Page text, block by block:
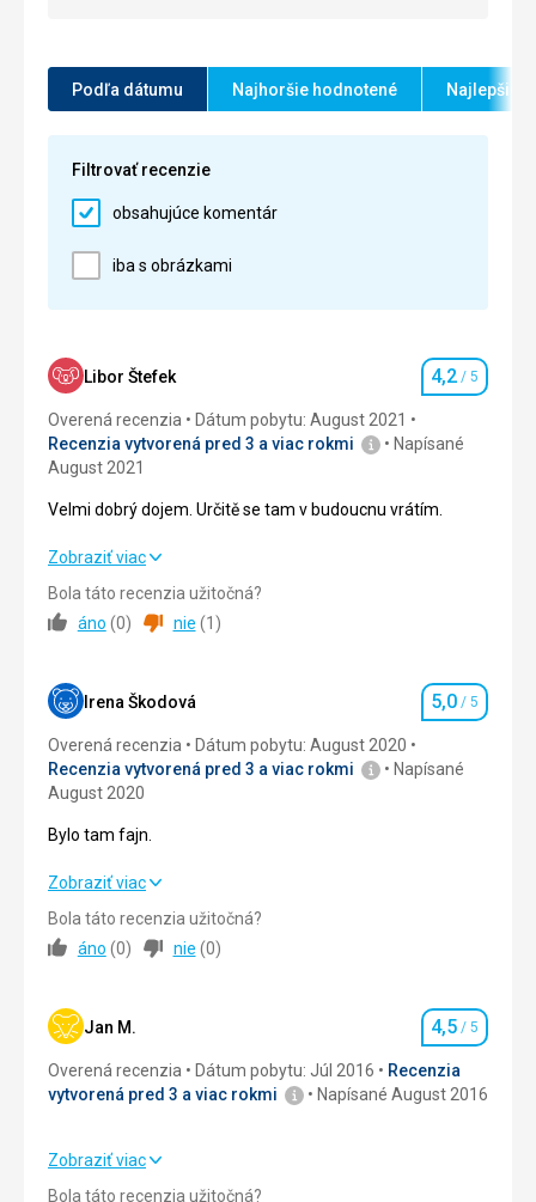
Táto recenzia bola preložená automaticky pomocou
Google Translate
Služby / 5
Podľa dátumu Najhoršie hodnotené Najlepšie
Filtrovať recenzie
obsahujúce komentár
iba s obrázkami
Libor Štefek Hodnotenie
4,2 / 5
Overená recenzia
Dátum pobytu: August 2021
Recenzia vytvorená pred 3 a viac rokmi
Napísané
August 2021
Velmi dobrý dojem. Určitě se tam v budoucnu vrátím.
Strava
Okolie 4,0/ 5
Služby
Cena
Snídaně dostačující, ikdyž bych rozšířil sortiment o více
druhové.
Ubytovanie
Služby
Služby personálu na dobré úrovni
Táto recenzia bola preložená automaticky pomocou
Google Translate
Zobraziť viac
Bola táto recenzia užitočná?
áno (0) nie (1 )
Irena Škodová Hodnotenie
5,0 / 5
Overená recenzia
Dátum pobytu: August 2020
Recenzia vytvorená pred 3 a viac rokmi
Napísané
August 2020
Bylo tam fajn.
Bylo tam fajn.
Strava
Okolie 5,0/ 5
Služby 5,0
Strava
Zobraziť viac
Bola táto recenzia užitočná?
áno (0) nie (0)
Jan M. Hodnotenie
4,5 / 5
Overená recenzia Dátum pobytu: Júl 2016
Recenzia
vytvorená pred 3 a viac rokmi
Napísané August 2016
Zobraziť viac
Bola táto recenzia užitočná?